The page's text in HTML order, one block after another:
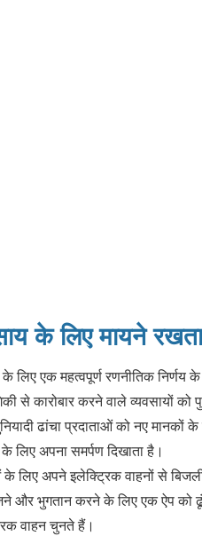
के लिए मायने
रहने के लिए एक महत्वपूर्ण रणनीतिक
से कारोबार करने वाले व्यवसायों को
ढांचा प्रदाताओं को नए
अपना समर्पण दिखाता है।
के लिए अपने इलेक्ट्रिक वाहनों से
और भुगतान करने के लिए एक ऐप को
वाहन चुनते हैं।